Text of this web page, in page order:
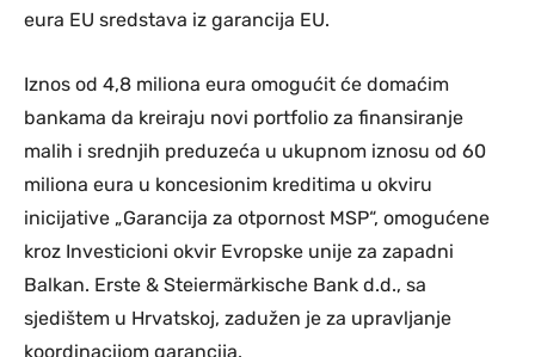
eura EU sredstava iz garancija EU.
Iznos od 4,8 miliona eura omogućit će domaćim
bankama da kreiraju novi portfolio za finansiranje
malih i srednjih preduzeća u ukupnom iznosu od 60
miliona eura u koncesionim kreditima u okviru
inicijative „Garancija za otpornost MSP“, omogućene
kroz Investicioni okvir Evropske unije za zapadni
Balkan. Erste & Steiermärkische Bank d.d., sa
sjedištem u Hrvatskoj, zadužen je za upravljanje
koordinacijom garancija.